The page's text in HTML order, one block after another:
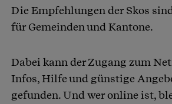
Die Empfehlungen der Skos
für Gemeinden und Kantone.
Dabei kann der Zugang zum
Infos, Hilfe und günstige
gefunden. Und wer online ist,